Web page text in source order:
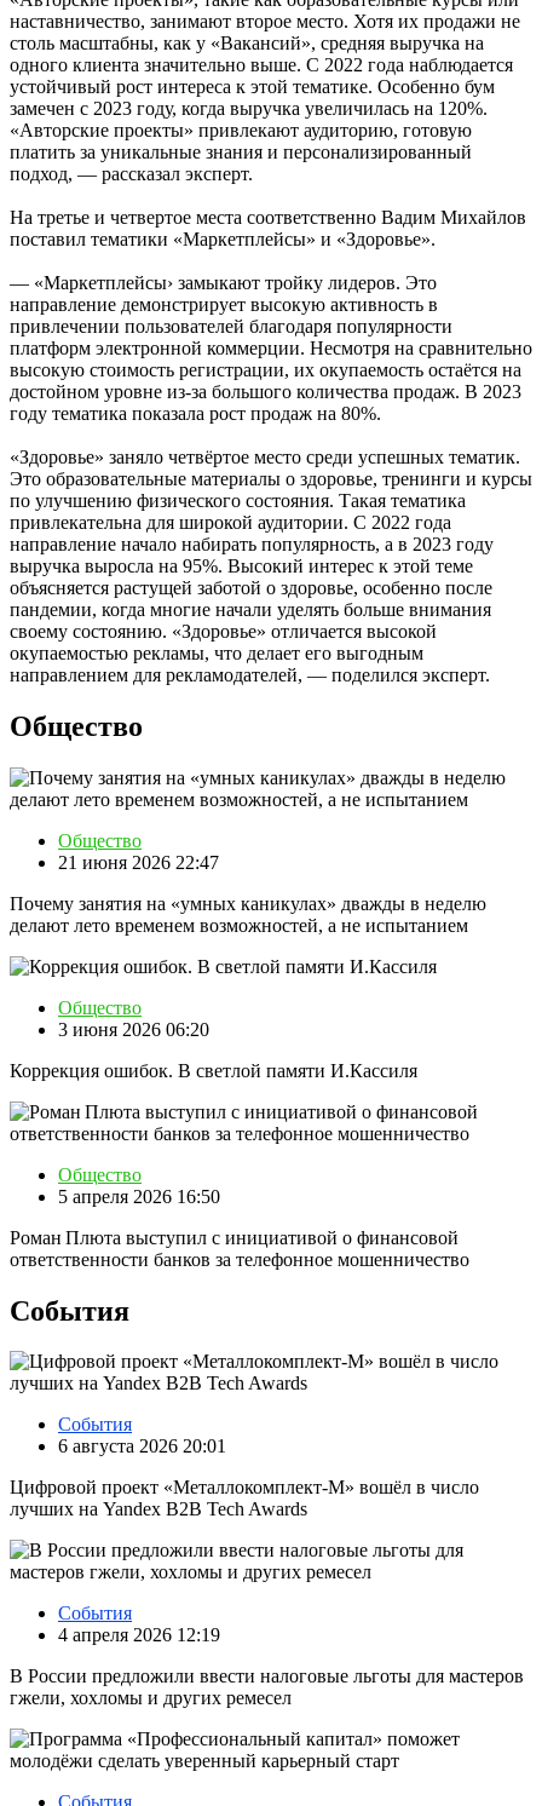
наставничество, занимают второе место. Хотя их продажи не
столь масштабны, как у «Вакансий», средняя выручка на
одного клиента значительно выше. С 2022 года наблюдается
устойчивый рост интереса к этой тематике. Особенно бум
замечен с 2023 году, когда выручка увеличилась на 120%.
«Авторские проекты» привлекают аудиторию, готовую
платить за уникальные знания и персонализированный
подход, — рассказал эксперт.
На третье и четвертое места соответственно Вадим Михайлов
поставил тематики «Маркетплейсы» и «Здоровье».
— «Маркетплейсы› замыкают тройку лидеров. Это
направление демонстрирует высокую активность в
привлечении пользователей благодаря популярности
платформ электронной коммерции. Несмотря на сравнительно
высокую стоимость регистрации, их окупаемость остаётся на
достойном уровне из-за большого количества продаж. В 2023
году тематика показала рост продаж на 80%.
«Здоровье» заняло четвёртое место среди успешных тематик.
Это образовательные материалы о здоровье, тренинги и курсы
по улучшению физического состояния. Такая тематика
привлекательна для широкой аудитории. С 2022 года
направление начало набирать популярность, а в 2023 году
выручка выросла на 95%. Высокий интерес к этой теме
объясняется растущей заботой о здоровье, особенно после
пандемии, когда многие начали уделять больше внимания
своему состоянию. «Здоровье» отличается высокой
окупаемостью рекламы, что делает его выгодным
направлением для рекламодателей, — поделился эксперт.
Общество
Общество
21 июня 2026 22:47
Почему занятия на «умных каникулах» дважды в неделю
делают лето временем возможностей, а не испытанием
Общество
3 июня 2026 06:20
Коррекция ошибок. В светлой памяти И.Кассиля
Общество
5 апреля 2026 16:50
Роман Плюта выступил с инициативой о финансовой
ответственности банков за телефонное мошенничество
События
События
6 августа 2026 20:01
Цифровой проект «Металлокомплект-М» вошёл в число
лучших на Yandex B2B Tech Awards
События
4 апреля 2026 12:19
В России предложили ввести налоговые льготы для мастеров
гжели, хохломы и других ремесел